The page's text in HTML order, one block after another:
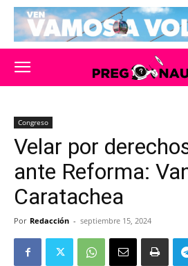
Congreso
Velar por
ante Reforma:
Caratachea
Por Redacción - septiembre 15, 2024